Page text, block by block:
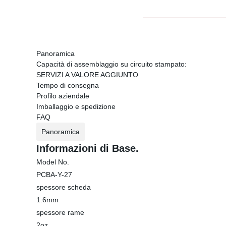
Panoramica
Capacità di assemblaggio su circuito stampato:
SERVIZI A VALORE AGGIUNTO
Tempo di consegna
Profilo aziendale
Imballaggio e spedizione
FAQ
Panoramica
Informazioni di Base.
Model No.
PCBA-Y-27
spessore scheda
1.6mm
spessore rame